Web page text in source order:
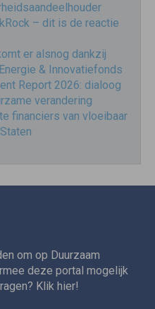
– dit is de reactie
er alsnog dankzij
& Innovatiefonds
Report 2026: dialoog
verandering
financiers van vloeibaar
om op Duurzaam
deze portal mogelijk
Klik hier!